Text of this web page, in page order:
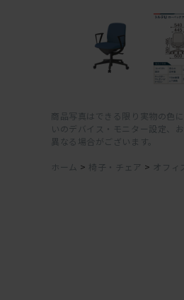
商品写真はできる限り実物の色
いのデバイス・モニター設定、
異なる場合がございます。
ホーム > 椅子・チェア > オフィ